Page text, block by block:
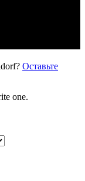
Оставьте
one.